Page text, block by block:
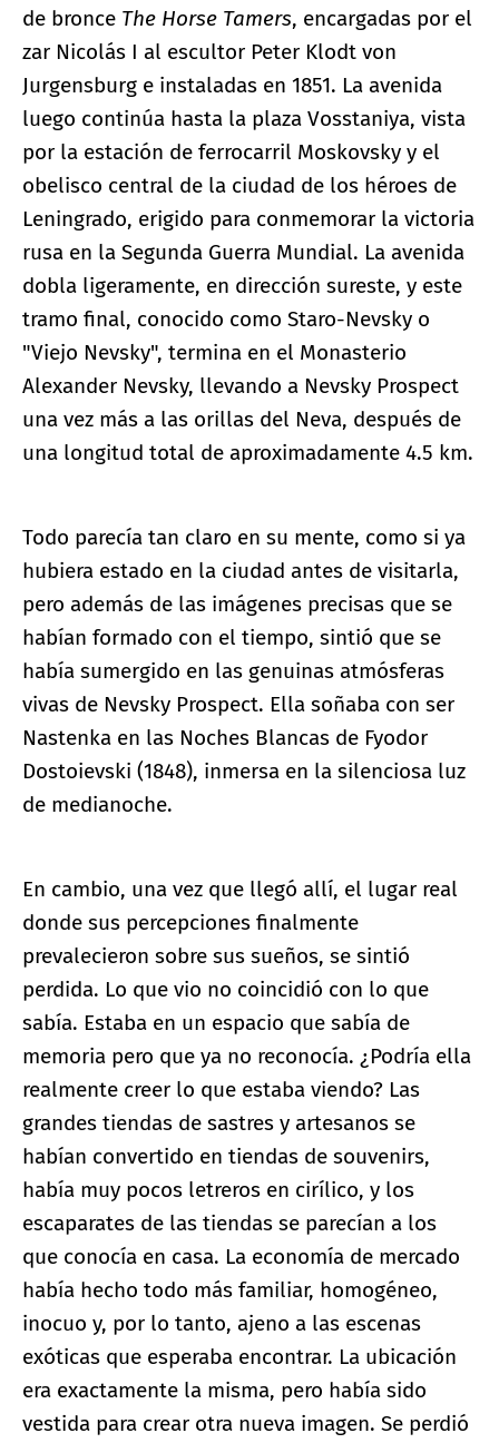
de bronce The Horse Tamers, encargadas por el
zar Nicolás I al escultor Peter Klodt von
Jurgensburg e instaladas en 1851. La avenida
luego continúa hasta la plaza Vosstaniya, vista
por la estación de ferrocarril Moskovsky y el
obelisco central de la ciudad de los héroes de
Leningrado, erigido para conmemorar la victoria
rusa en la Segunda Guerra Mundial. La avenida
dobla ligeramente, en dirección sureste, y este
tramo final, conocido como Staro-Nevsky o
"Viejo Nevsky", termina en el Monasterio
Alexander Nevsky, llevando a Nevsky Prospect
una vez más a las orillas del Neva, después de
una longitud total de aproximadamente 4.5 km.
Todo parecía tan claro en su mente, como si ya
hubiera estado en la ciudad antes de visitarla,
pero además de las imágenes precisas que se
habían formado con el tiempo, sintió que se
había sumergido en las genuinas atmósferas
vivas de Nevsky Prospect. Ella soñaba con ser
Nastenka en las Noches Blancas de Fyodor
Dostoievski (1848), inmersa en la silenciosa luz
de medianoche.
En cambio, una vez que llegó allí, el lugar real
donde sus percepciones finalmente
prevalecieron sobre sus sueños, se sintió
perdida. Lo que vio no coincidió con lo que
sabía. Estaba en un espacio que sabía de
memoria pero que ya no reconocía. ¿Podría ella
realmente creer lo que estaba viendo? Las
grandes tiendas de sastres y artesanos se
habían convertido en tiendas de souvenirs,
había muy pocos letreros en cirílico, y los
escaparates de las tiendas se parecían a los
que conocía en casa. La economía de mercado
había hecho todo más familiar, homogéneo,
inocuo y, por lo tanto, ajeno a las escenas
exóticas que esperaba encontrar. La ubicación
era exactamente la misma, pero había sido
vestida para crear otra nueva imagen. Se perdió